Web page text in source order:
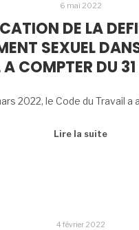
6 mai 2022
DE LA
SEXUEL
COMPTER DU
2022, le Code du Travail
Lire la suite
4 février 2022